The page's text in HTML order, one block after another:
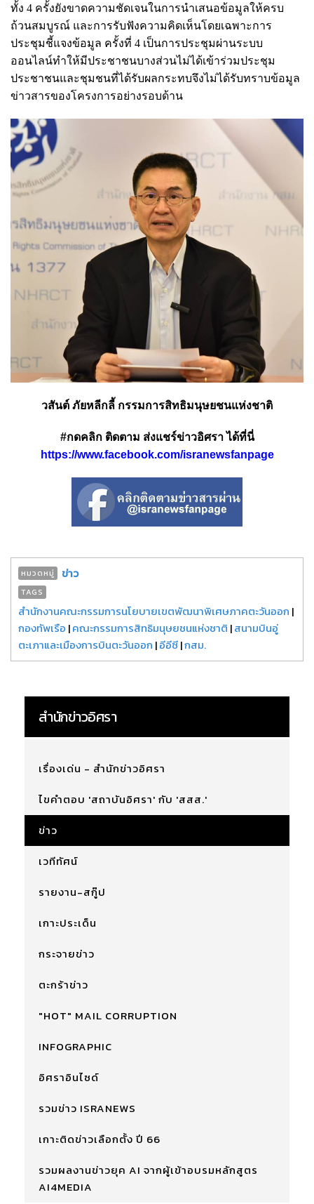
ทั้ง 4 ครั้งยังขาดความชัดเจนในการนำเสนอข้อมูลให้ครบ
ถ้วนสมบูรณ์ และการรับฟังความคิดเห็นโดยเฉพาะการ
ประชุมชี้แจงข้อมูล ครั้งที่ 4 เป็นการประชุมผ่านระบบ
ออนไลน์ทำให้มีประชาชนบางส่วนไม่ได้เข้าร่วมประชุม
ประชาชนและชุมชนที่ได้รับผลกระทบจึงไม่ได้รับทราบข้อมูล
ข่าวสารของโครงการอย่างรอบด้าน
วสันต์ ภัยหลีกลี้ กรรมการสิทธิมนุษยชนแห่งชาติ
#กดคลิก ติดตาม ส่งแชร์ข่าวอิศรา ได้ที่นี่
https://www.facebook.com/isranewsfanpage
หมวดหมู่ ข่าว
TAGS
สำนักงานคณะกรรมการนโยบายเขตพัฒนาพิเศษภาคตะวันออก |
กองทัพเรือ |คณะกรรมการสิทธิมนุษยชนแห่งชาติ |สนามบินอู่
ตะเภาและเมืองการบินตะวันออก |อีอีซี|กสม.
สำนักข่าวอิศรา
เรื่องเด่น - สำนักข่าวอิศรา
ไขคำตอบ 'สถาบันอิศรา' กับ 'สสส.'
ข่าว
เวทีทัศน์
รายงาน-สกู๊ป
เกาะประเด็น
กระจายข่าว
ตะกร้าข่าว
"HOT" MAIL CORRUPTION
INFOGRAPHIC
อิศราอินไซด์
รวมข่าว ISRANEWS
เกาะติดข่าวเลือกตั้ง ปี 66
รวมผลงานข่าวยุค AI จากผู้เข้าอบรมหลักสูตร
AI4MEDIA